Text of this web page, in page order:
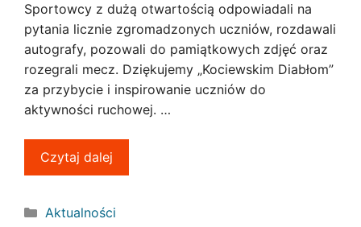
Sportowcy z dużą otwartością odpowiadali na
pytania licznie zgromadzonych uczniów, rozdawali
autografy, pozowali do pamiątkowych zdjęć oraz
rozegrali mecz. Dziękujemy „Kociewskim Diabłom”
za przybycie i inspirowanie uczniów do
aktywności ruchowej. …
Czytaj dalej
Kategorie
Aktualności